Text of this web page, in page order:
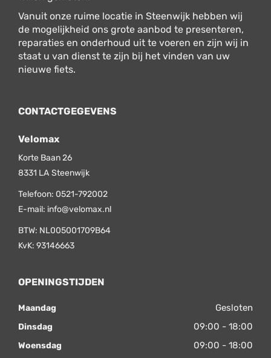
Vanuit onze ruime locatie in Steenwijk hebben wij
de mogelijkheid ons grote aanbod te presenteren,
reparaties en onderhoud uit te voeren en zijn wij in
staat u van dienst te zijn bij het vinden van uw
nieuwe fiets.
CONTACTGEGEVENS
Velomax
Korte Baan 26
8331 LA Steenwijk
Telefoon: 0521-792002
E-mail: info@velomax.nl
BTW: NL005001709B64
KvK: 93146663
OPENINGSTIJDEN
Maandag Gesloten
Dinsdag 09:00 - 18:00
Woensdag 09:00 - 18:00